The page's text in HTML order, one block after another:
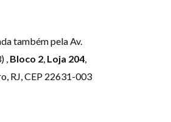
também pela Av.
, Bloco 2, Loja 204,
RJ, CEP 22631-003